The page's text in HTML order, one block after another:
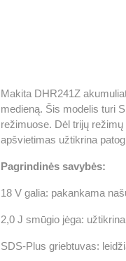
Makita DHR241Z
medieną. Šis modelis turi
režimuose. Dėl trijų
apšvietimas užtikrina
Pagrindinės savybės:
18 V galia: pakankama
2,0 J smūgio jėga:
SDS-Plus griebtuvas: